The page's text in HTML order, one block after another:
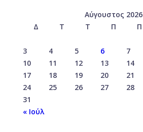
Αύγουστος 2026
Δ
Τ Τ Π Π
3
4 5 6 7
10
11 12 13 14
17
18 19 20 21
24
25 26 27 28
31
« Ιούλ